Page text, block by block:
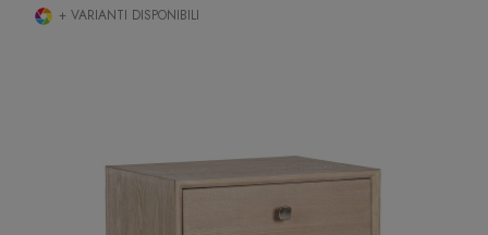
+ VARIANTI DISPONIBILI